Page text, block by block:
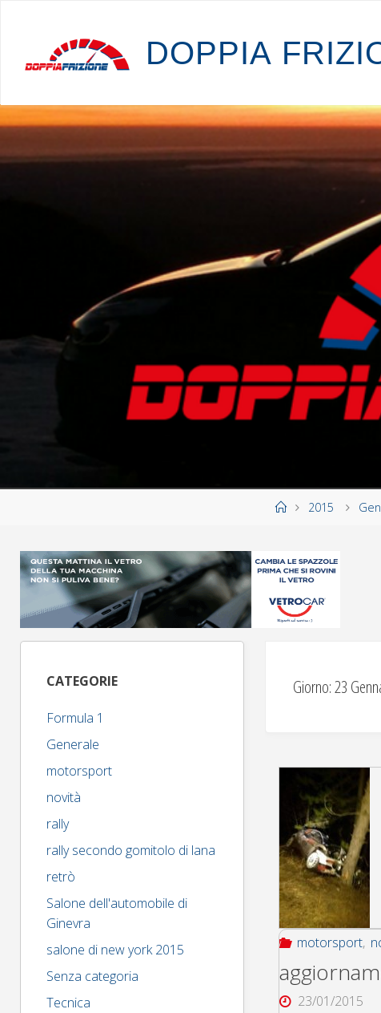
DOPPIA FRIZI
Home2015
Giorno:23
motorsport,
23/01/2015
CATEGORIE
Formula 1
Generale
motorsport
novità
rally
rally secondo gomitolo di lana
retrò
Salone dell'automobile di
Ginevra
salone di new york 2015
Senza categoria
Tecnica